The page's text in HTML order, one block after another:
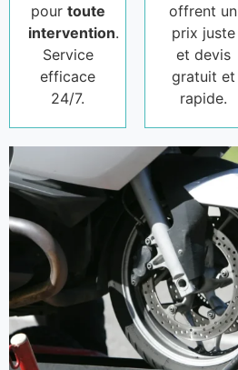
pour toute
intervention.
Service
efficace
24/7.
offrent un
prix juste
et devis
gratuit et
rapide.